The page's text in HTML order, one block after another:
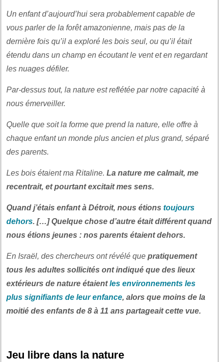
Un enfant d’aujourd’hui sera probablement capable de
vous parler de la forêt amazonienne, mais pas de la
dernière fois qu’il a exploré les bois seul, ou qu’il était
étendu dans un champ en écoutant le vent et en regardant
les nuages défiler.
Par-dessus tout, la nature est reflétée par notre capacité à
nous émerveiller.
Quelle que soit la forme que prend la nature, elle offre à
chaque enfant un monde plus ancien et plus grand, séparé
des parents.
Les bois étaient ma Ritaline. La nature me calmait, me
recentrait, et pourtant excitait mes sens.
Quand j’étais enfant à Détroit, nous étions toujours
dehors. […] Quelque chose d’autre était différent quand
nous étions jeunes : nos parents étaient dehors.
En Israël, des chercheurs ont révélé que pratiquement
tous les adultes sollicités ont indiqué que des lieux
extérieurs de nature étaientles environnements les
plus signifiants de leur enfance, alors que moins de la
moitié des enfants de 8 à 11 ans partageait cette vue.
Jeu libre dans la nature